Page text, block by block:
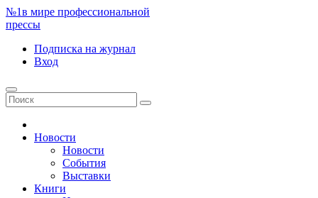
№1в мире профессиональной
прессы
Подписка на журнал
Вход
Новости
Новости
События
Выставки
Книги